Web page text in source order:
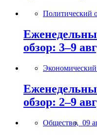
Политический
обзор: 3–9
Экономический
обзор: 2–9
Общество, 09